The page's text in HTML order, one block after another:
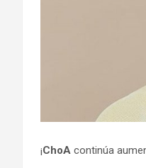
¡ChoA continúa